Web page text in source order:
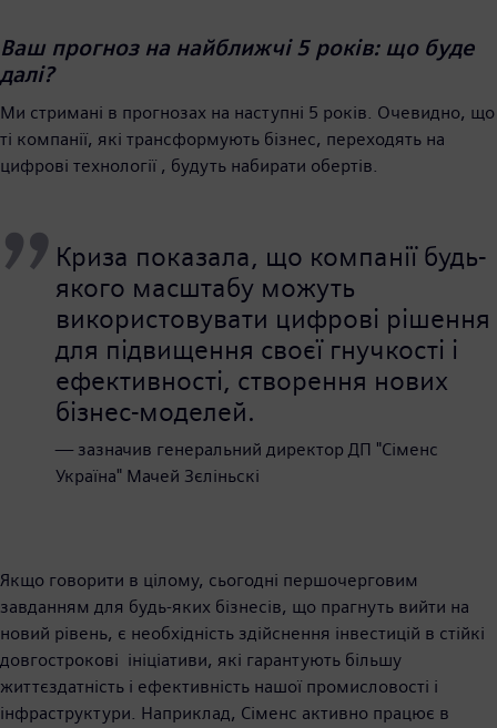
Ваш прогноз на найближчі 5 років: що буде
далі?
Ми стримані в прогнозах на наступні 5 років. Очевидно, що
ті компанії, які трансформують бізнес, переходять на
цифрові технології , будуть набирати обертів.
Криза показала, що компанії будь-
якого масштабу можуть
використовувати цифрові рішення
для підвищення своєї гнучкості і
ефективності, створення нових
бізнес-моделей.
— зазначив генеральний директор ДП "Сіменс
Україна" Мачей Зєліньскі
Якщо говорити в цілому, сьогодні першочерговим
завданням для будь-яких бізнесів, що прагнуть вийти на
новий рівень, є необхідність здійснення інвестицій в стійкі
довгострокові ініціативи, які гарантують більшу
життєздатність і ефективність нашої промисловості і
інфраструктури. Наприклад, Сіменс активно працює в